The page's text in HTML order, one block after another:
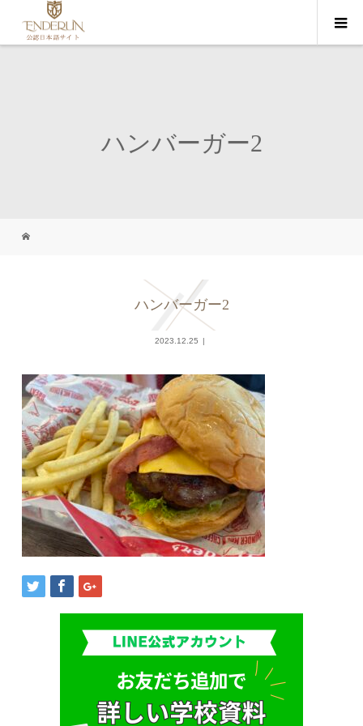
ハンバーガー2
ハンバーガー2
2023.12.25